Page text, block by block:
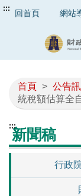
::: 回首頁 網站
首頁 > 公告
統稅額估算全
:::新聞稿
行政